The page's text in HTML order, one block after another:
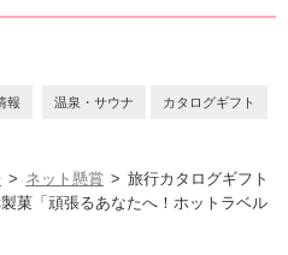
報 温泉・サウナ カタログギフト
ネット懸賞
旅行カタログギフト
菓「頑張るあなたへ！ホットラベル